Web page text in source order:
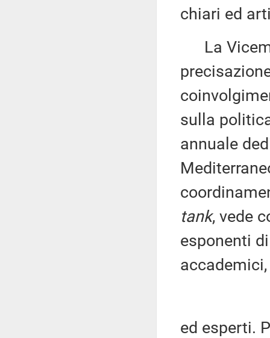
chiari ed
La
sulla
annuale
tank, vede
esponenti
ed esperti.